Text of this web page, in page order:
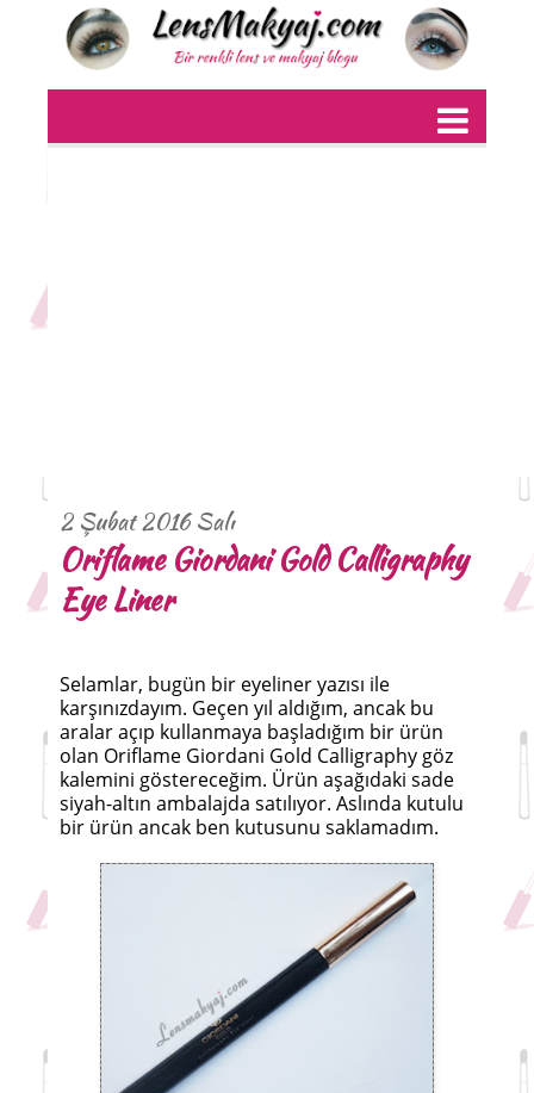
2 Şubat 2016 Salı
Oriflame Giordani Gold Calligraphy
Eye Liner
Selamlar, bugün bir eyeliner yazısı ile
karşınızdayım. Geçen yıl aldığım, ancak bu
aralar açıp kullanmaya başladığım bir ürün
olan Oriflame Giordani Gold Calligraphy göz
kalemini göstereceğim. Ürün aşağıdaki sade
siyah-altın ambalajda satılıyor. Aslında kutulu
bir ürün ancak ben kutusunu saklamadım.